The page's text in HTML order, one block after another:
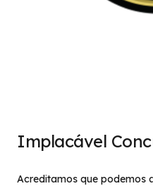
Implacável
Acreditamos que podemos